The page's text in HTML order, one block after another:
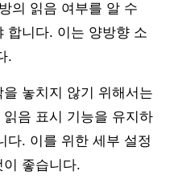
의 읽음 여부를 알 수
합니다. 이는 양방향 소
.
놓치지 않기 위해서는
음 표시 기능을 유지하
다. 이를 위한 세부 설정
좋습니다.